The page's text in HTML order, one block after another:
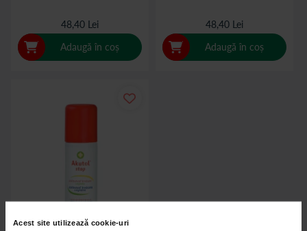
Acest site utilizează cookie-uri
48,40 Lei
Adaugă în coș
48,40 Lei
Adaugă în coș